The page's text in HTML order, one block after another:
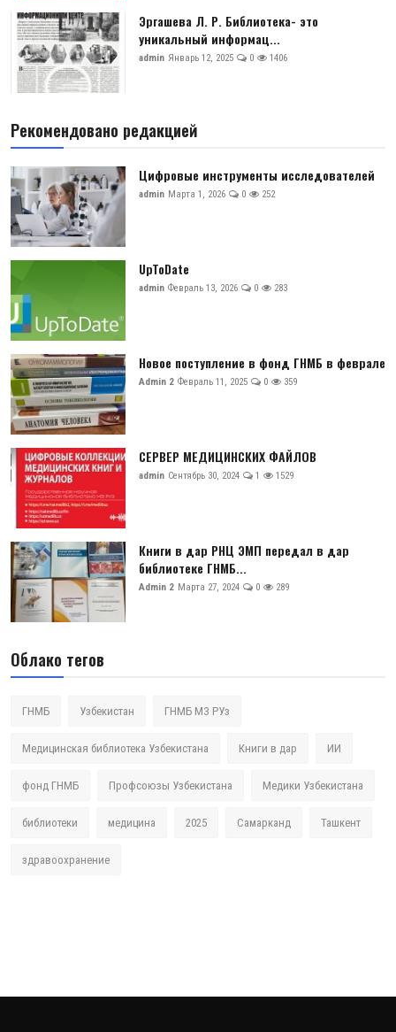
Эргашева Л. Р. Библиотека- это
уникальный информац...
admin Январь 12, 2025 0 1406
Рекомендовано редакцией
Цифровые инструменты исследователей
admin Марта 1, 2026 0 252
UpToDate
admin Февраль 13, 2026 0 283
Новое поступление в фонд ГНМБ в феврале
Admin 2 Февраль 11, 2025 0 359
СЕРВЕР МЕДИЦИНСКИХ ФАЙЛОВ
admin Сентябрь 30, 2024 1 1529
Книги в дар РНЦ ЭМП передал в дар
библиотеке ГНМБ...
Admin 2 Марта 27, 2024 0 289
Облако тегов
ГНМБ Узбекистан ГНМБ МЗ РУз
Медицинская библиотека Узбекистана Книги в дар ИИ
фонд ГНМБ Профсоюзы Узбекистана Медики Узбекистана
библиотеки медицина 2025 Самарканд Ташкент
здравоохранение